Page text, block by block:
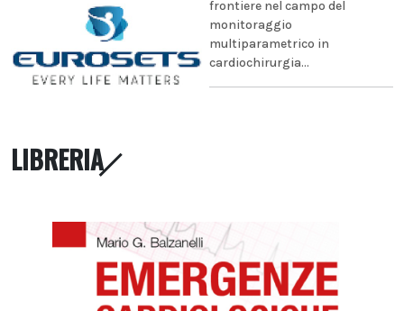
frontiere nel campo del
monitoraggio
multiparametrico in
cardiochirurgia...
LIBRERIA